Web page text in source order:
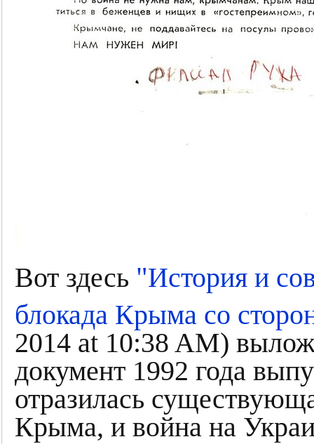
Вот здесь "История и
блокада Крыма со
2014 at 10:38 AM)
документ 1992 года
отразилась
Крыма, и война на